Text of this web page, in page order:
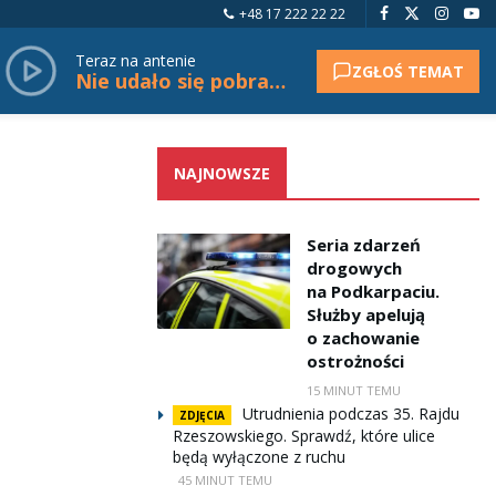
+48 17 222 22 22
Teraz na antenie
Nie udało się pobrać tytułu. ZGŁOŚ TEMAT
NAJNOWSZE
Seria zdarzeń
drogowych
na Podkarpaciu.
Służby apelują
o zachowanie
ostrożności
15 MINUT TEMU
ZDJĘCIA
Utrudnienia podczas 35. Rajdu
Rzeszowskiego. Sprawdź, które ulice
będą wyłączone z ruchu
45 MINUT TEMU